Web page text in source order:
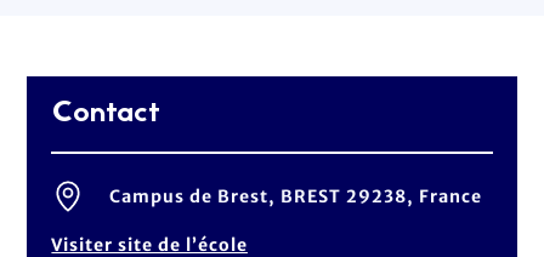
Contact
Campus de Brest, BREST 29238, France
Visiter site de l’école